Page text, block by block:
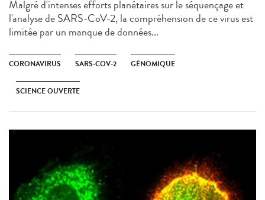
Malgré d'intenses efforts planétaires sur le séquençage et
l'analyse de SARS-CoV-2, la compréhension de ce virus est
limitée par un manque de données...
CORONAVIRUS SARS-COV-2 GÉNOMIQUE
SCIENCE OUVERTE